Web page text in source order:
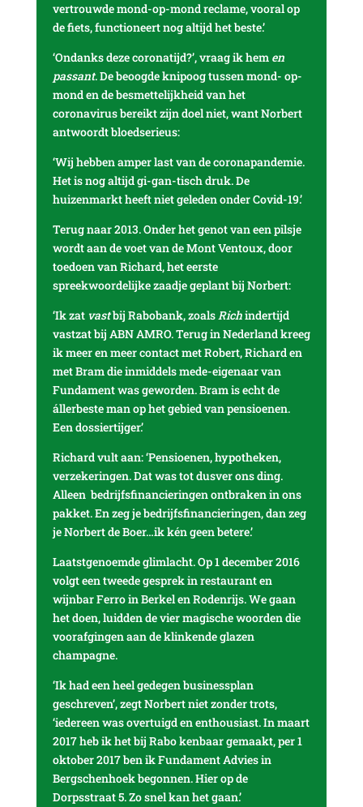
vertrouwde mond-op-mond reclame, vooral op
de fiets, functioneert nog altijd het beste.’
‘Ondanks deze coronatijd?’, vraag ik hem en
passant. De beoogde knipoog tussen mond- op-
mond en de besmettelijkheid van het
coronavirus bereikt zijn doel niet, want Norbert
antwoordt bloedserieus:
‘Wij hebben amper last van de coronapandemie.
Het is nog altijd gi-gan-tisch druk. De
huizenmarkt heeft niet geleden onder Covid-19.’
Terug naar 2013. Onder het genot van een pilsje
wordt aan de voet van de Mont Ventoux, door
toedoen van Richard, het eerste
spreekwoordelijke zaadje geplant bij Norbert:
‘Ik zat vastbij Rabobank, zoalsRichindertijd
vastzat bij ABN AMRO. Terug in Nederland kreeg
ik meer en meer contact met Robert, Richard en
met Bram die inmiddels mede-eigenaar van
Fundament was geworden. Bram is echt de
állerbeste man op het gebied van pensioenen.
Een dossiertijger.’
Richard vult aan: ‘Pensioenen, hypotheken,
verzekeringen. Dat was tot dusver ons ding.
Alleen bedrijfsfinancieringen ontbraken in ons
pakket. En zeg je bedrijfsfinancieringen, dan zeg
je Norbert de Boer…ik kén geen betere.’
Laatstgenoemde glimlacht. Op 1 december 2016
volgt een tweede gesprek in restaurant en
wijnbar Ferro in Berkel en Rodenrijs. We gaan
het doen, luidden de vier magische woorden die
voorafgingen aan de klinkende glazen
champagne.
‘Ik had een heel gedegen businessplan
geschreven’, zegt Norbert niet zonder trots,
‘iedereen was overtuigd en enthousiast. In maart
2017 heb ik het bij Rabo kenbaar gemaakt, per 1
oktober 2017 ben ik Fundament Advies in
Bergschenhoek begonnen. Hier op de
Dorpsstraat 5. Zo snel kan het gaan.’